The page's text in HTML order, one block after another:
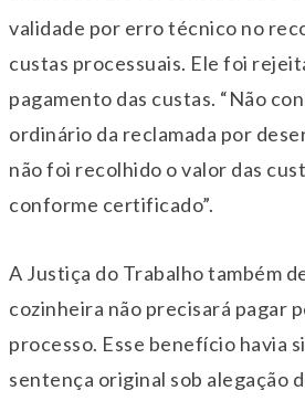
validade por erro técnico no
custas processuais. Ele foi
pagamento das custas. “Não
ordinário da reclamada por
não foi recolhido o valor das
conforme certificado”.
A Justiça do Trabalho também
cozinheira não precisará pagar
processo. Esse benefício havia
sentença original sob alegação